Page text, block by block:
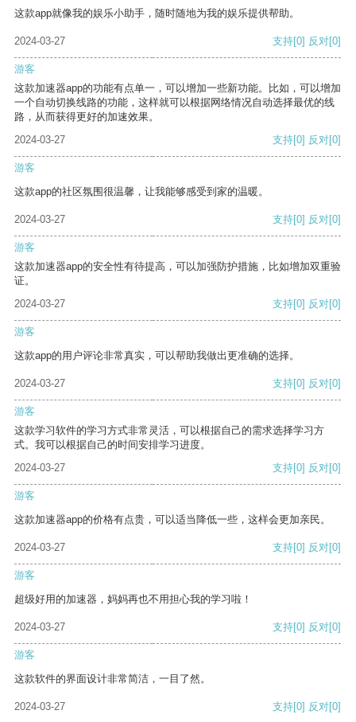
这款app就像我的娱乐小助手，随时随地为我的娱乐提供帮助。
2024-03-27 支持[0] 反对[0]
游客
这款加速器app的功能有点单一，可以增加一些新功能。比如，可以增加
一个自动切换线路的功能，这样就可以根据网络情况自动选择最优的线
路，从而获得更好的加速效果。
2024-03-27
支持[0] 反对[0]
游客
这款app的社区氛围很温馨，让我能够感受到家的温暖。
2024-03-27 支持[0] 反对[0]
游客
这款加速器app的安全性有待提高，可以加强防护措施，比如增加双重验
证。
2024-03-27
支持[0] 反对[0]
游客
这款app的用户评论非常真实，可以帮助我做出更准确的选择。
2024-03-27 支持[0] 反对[0]
游客
这款学习软件的学习方式非常灵活，可以根据自己的需求选择学习方
式。我可以根据自己的时间安排学习进度。
2024-03-27
支持[0] 反对[0]
游客
这款加速器app的价格有点贵，可以适当降低一些，这样会更加亲民。
2024-03-27 支持[0] 反对[0]
游客
超级好用的加速器，妈妈再也不用担心我的学习啦！
2024-03-27 支持[0] 反对[0]
游客
这款软件的界面设计非常简洁，一目了然。
2024-03-27 支持[0] 反对[0]